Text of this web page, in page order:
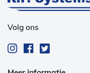
Volg ons